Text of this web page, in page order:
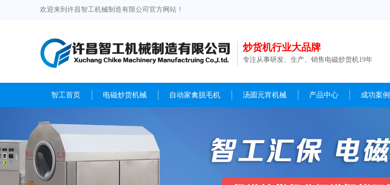
欢迎来到许昌智工机械制造有限公司官方网站！
炒货机行业大品牌
专注从事研发、生产、销售电磁炒货机19年
智工首页 电磁炒货机械 自动家禽脱毛机 汤圆元宵机械 产品中心 成功案例